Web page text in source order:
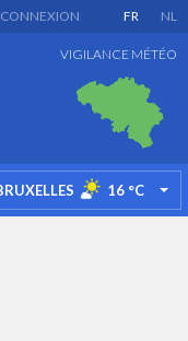
FR NL
CONNEXION
VIGILANCE MÉTÉO
16 °C